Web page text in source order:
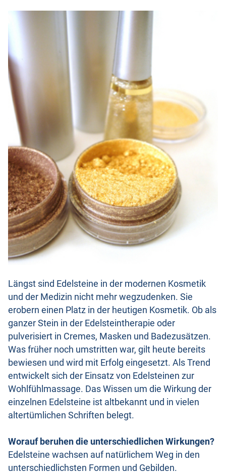
Längst sind Edelsteine in der modernen Kosmetik
und der Medizin nicht mehr wegzudenken. Sie
erobern einen Platz in der heutigen Kosmetik. Ob als
ganzer Stein in der Edelsteintherapie oder
pulverisiert in Cremes, Masken und Badezusätzen.
Was früher noch umstritten war, gilt heute bereits
bewiesen und wird mit Erfolg eingesetzt. Als Trend
entwickelt sich der Einsatz von Edelsteinen zur
Wohlfühlmassage. Das Wissen um die Wirkung der
einzelnen Edelsteine ist altbekannt und in vielen
altertümlichen Schriften belegt.
Worauf beruhen die unterschiedlichen Wirkungen?
Edelsteine wachsen auf natürlichem Weg in den
unterschiedlichsten Formen und Gebilden.